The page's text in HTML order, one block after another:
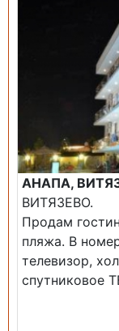
АНАПА,
ВИТЯЗЕВО.
Продам
пляжа. В
телевизор,
спутниковое